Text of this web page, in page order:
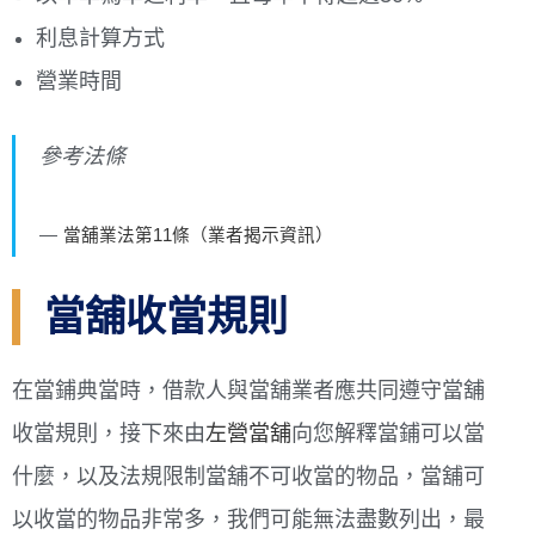
利息計算方式
營業時間
參考法條
當舖業法第11條（業者揭示資訊）
當舖收當規則
在當鋪典當時，借款人與當舖業者應共同遵守當舖
收當規則，接下來由左營當舖向您解釋當鋪可以當
什麼，以及法規限制當舖不可收當的物品，當舖可
以收當的物品非常多，我們可能無法盡數列出，最